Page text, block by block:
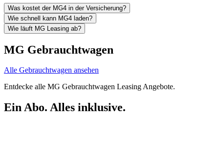
Was kostet der MG4 in der Versicherung?
Wie schnell kann MG4 laden?
Wie läuft MG Leasing ab?
MG Gebrauchtwagen
Alle Gebrauchtwagen ansehen
Entdecke alle MG Gebrauchtwagen Leasing Angebote.
Ein Abo. Alles inklusive.